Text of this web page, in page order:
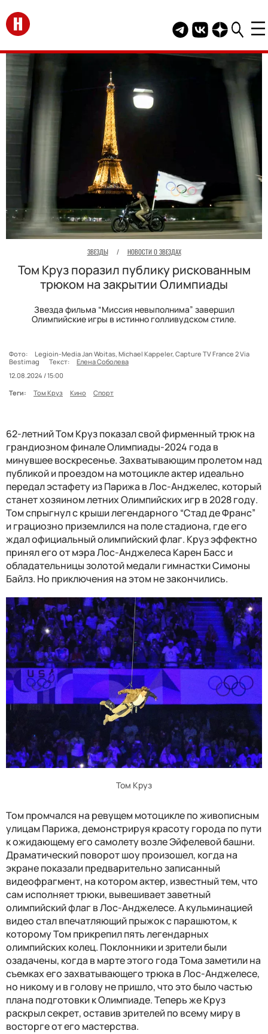
Перейти на главную
Telegram канал
Группа HELLO
Канал
ЗВЕЗДЫ / НОВОСТИ О ЗВЕЗДАХ
Том Круз поразил публику рискованным
трюком на закрытии Олимпиады
Звезда фильма “Миссия невыполнима” завершил
Олимпийские игры в истинно голливудском стиле.
Фото:
Legioin-Media Jan Woitas, Michael Kappeler, Capture TV France 2 Via
Bestimag
Текст:
Елена Соболева
12.08.2024 / 15:00
Теги:
Том Круз Кино Спорт
62-летний Том Круз показал свой фирменный трюк на
грандиозном финале Олимпиады-2024 года в
минувшее воскресенье. Захватывающим пролетом над
публикой и проездом на мотоцикле актер идеально
передал эстафету из Парижа в Лос-Анджелес, который
станет хозяином летних Олимпийских игр в 2028 году.
Том спрыгнул с крыши легендарного “Стад де Франс”
и грациозно приземлился на поле стадиона, где его
ждал официальный олимпийский флаг. Круз эффектно
принял его от мэра Лос-Анджелеса Карен Басс и
обладательницы золотой медали гимнастки Симоны
Байлз. Но приключения на этом не закончились.
Том Круз
Том промчался на ревущем мотоцикле по живописным
улицам Парижа, демонстрируя красоту города по пути
к ожидающему его самолету возле Эйфелевой башни.
Драматический поворот шоу произошел, когда на
экране показали предварительно записанный
видеофрагмент, на котором актер, известный тем, что
сам исполняет трюки, вывешивает заветный
олимпийский флаг в Лос-Анджелесе. А кульминацией
видео стал впечатляющий прыжок с парашютом, к
которому Том прикрепил пять легендарных
олимпийских колец. Поклонники и зрители были
озадачены, когда в марте этого года Тома заметили на
съемках его захватывающего трюка в Лос-Анджелесе,
но никому и в голову не пришло, что это было частью
плана подготовки к Олимпиаде. Теперь же Круз
раскрыл секрет, оставив зрителей по всему миру в
восторге от его мастерства.